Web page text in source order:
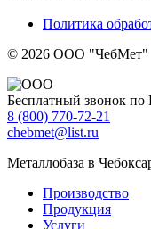
Политика
© 2026 ООО "ЧебМет"
Бесплатный звонок по
8 (800) 770-72-21
chebmet@list.ru
Металлобаза в
Производство
Продукция
Услуги